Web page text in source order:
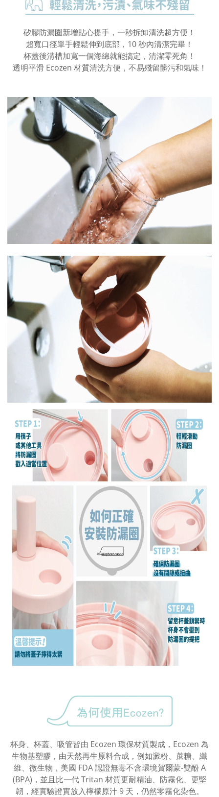
矽膠防漏圈新增貼心提手，一秒拆卸清洗超方便！
超寬口徑單手輕鬆伸到底部，10 秒內清潔完畢！
杯蓋後溝槽加寬一個海綿就能搞定，清潔零死角！
透明平滑 Ecozen 材質清洗方便，不易殘留髒污和氣味！
杯身、杯蓋、吸管皆由 Ecozen 環保材質製成，Ecozen 為
生物基塑膠，由天然再生原料合成，例如澱粉、蔗糖、纖
維、微生物，美國 FDA 認證無毒不含環境賀爾蒙-雙酚 A
(BPA)，並且比一代 Tritan 材質更耐精油、防霧化、更堅
韌，經實驗證實放入檸檬原汁 9 天，仍然零霧化染色。